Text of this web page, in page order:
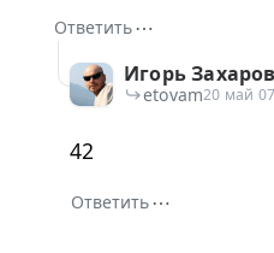
Ответить⋯
Игорь Захаров
etovam20 май 07
42
Ответить⋯